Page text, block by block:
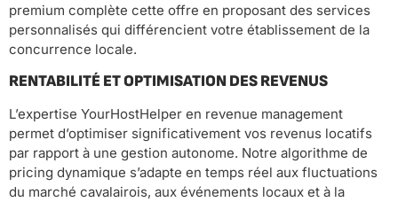
premium complète cette offre en proposant des services
personnalisés qui différencient votre établissement de la
concurrence locale.
RENTABILITÉ ET OPTIMISATION DES REVENUS
L’expertise YourHostHelper en revenue management
permet d’optimiser significativement vos revenus locatifs
par rapport à une gestion autonome. Notre algorithme de
pricing dynamique s’adapte en temps réel aux fluctuations
du marché cavalairois, aux événements locaux et à la